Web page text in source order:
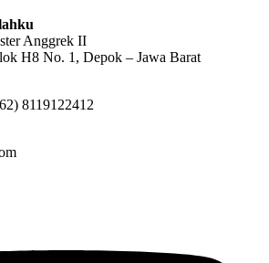
Anggrek II
H8 No. 1, Depok – Jawa Barat
8119122412